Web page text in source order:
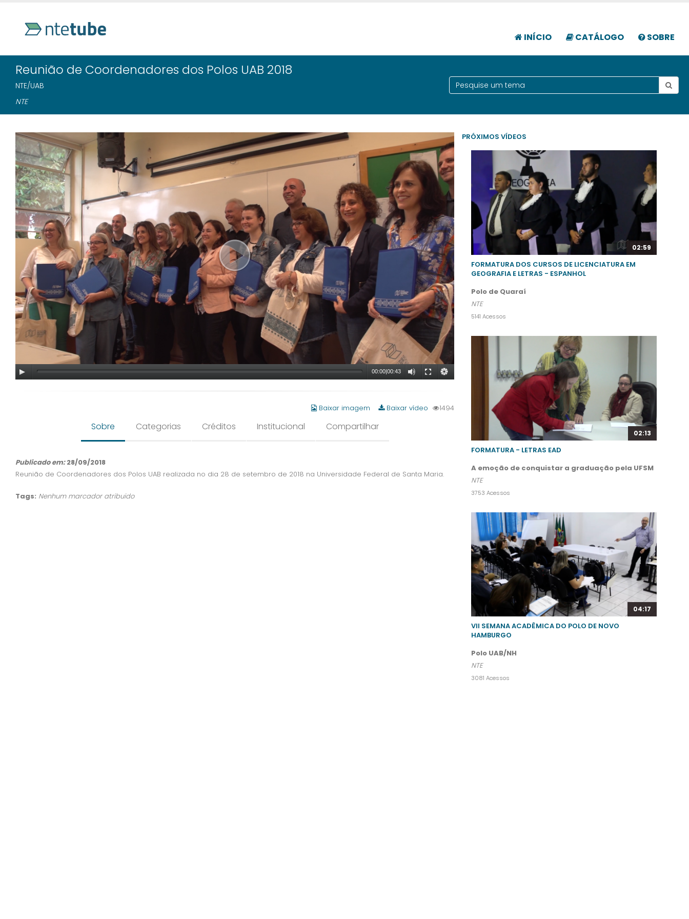
INÍCIO CATÁLOGO SOBRE
Reunião de Coordenadores dos Polos UAB 2018
NTE/UAB
NTE
00:00|00:43
Baixar imagem Baixar vídeo 1494
Sobre Categorias Créditos Institucional Compartilhar
Publicado em:28/09/2018
Reunião de Coordenadores dos Polos UAB realizada no dia 28 de setembro de 2018 na Universidade Federal de Santa Maria.
Tags: Nenhum marcador atribuido
PRÓXIMOS VÍDEOS
02:59
FORMATURA DOS CURSOS DE LICENCIATURA EM
GEOGRAFIA E LETRAS - ESPANHOL
Polo de Quaraí
NTE
5141 Acessos
02:13
FORMATURA - LETRAS EAD
A emoção de conquistar a graduação pela UFSM
NTE
3753 Acessos
04:17
VII SEMANA ACADÊMICA DO POLO DE NOVO
HAMBURGO
Polo UAB/NH
NTE
3081 Acessos